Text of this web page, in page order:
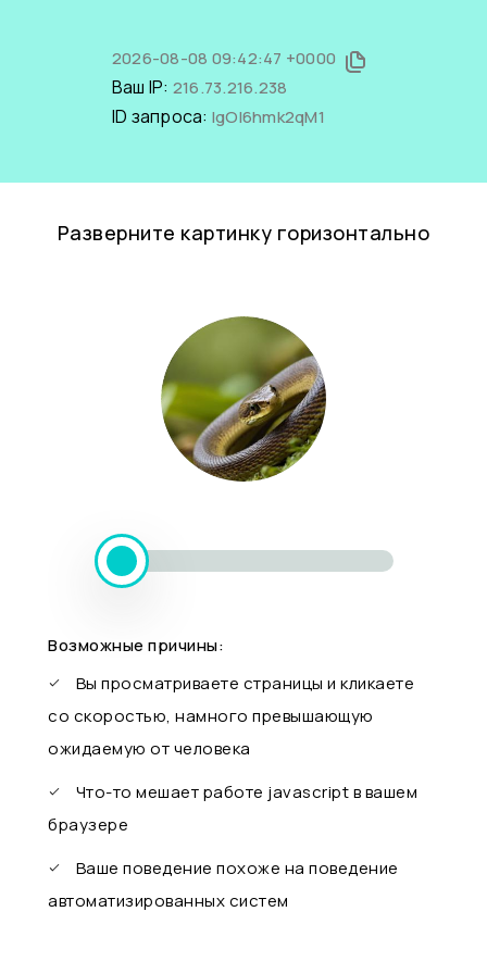
2026-08-08 09:42:47 +0000
Ваш IP: 216.73.216.238
ID запроса: lgOI6hmk2qM1
Разверните картинку горизонтально
Возможные причины:
Вы просматриваете страницы и кликаете
со скоростью, намного превышающую
ожидаемую от человека
Что-то мешает работе javascript в вашем
браузере
Ваше поведение похоже на поведение
автоматизированных систем